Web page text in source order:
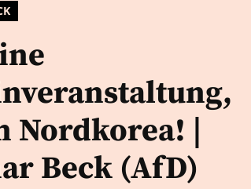
Nordkorea! |
Beck (AfD)